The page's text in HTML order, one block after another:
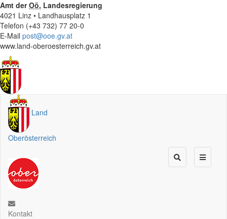
Amt derOö. Landesregierung
4021 Linz • Landhausplatz 1
Telefon (+43 732) 77 20-0
E-Mail post@ooe.gv.at
www.land-oberoesterreich.gv.at
Land
Oberösterreich
Kontakt